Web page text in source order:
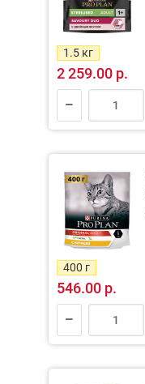
1.5 кг
2 259.00 р.
400 г
546.00 р.